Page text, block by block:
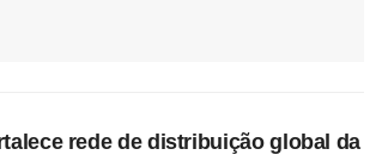
rede de distribuição global da